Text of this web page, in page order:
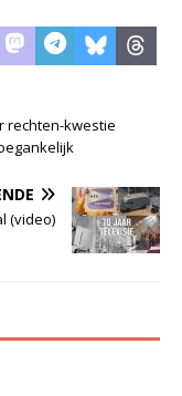
rechten-kwestie
(video)